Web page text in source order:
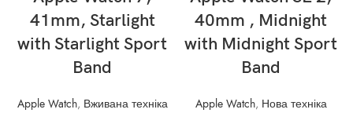
41mm, Starlight
with Starlight Sport
Band
Apple Watch, Вживана техніка
40mm , Midnight
with Midnight Sport
Band
Apple Watch, Нова техніка